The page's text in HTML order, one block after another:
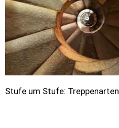
Stufe um Stufe: